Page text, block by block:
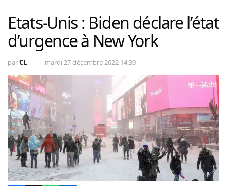
Etats-Unis : Biden déclare l’état
d’urgence à New York
parCL mardi 27 décembre 2022 14:30